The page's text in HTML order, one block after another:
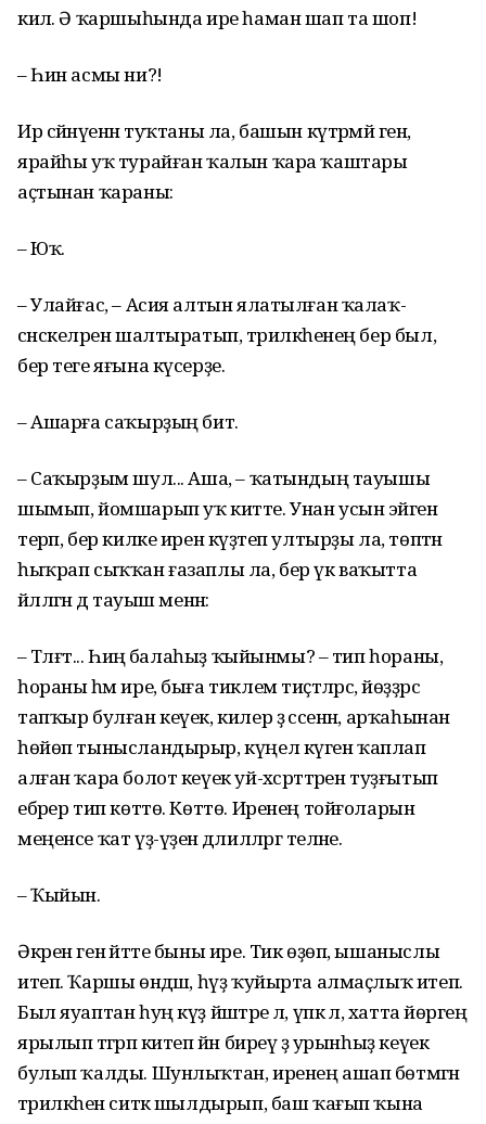
килә. Ә ҡаршыһында ире һаман шап та шоп!
– Һин асмы ни?!
Ир сәйнәүенән туҡтаны ла, башын күтәрмәй генә,
ярайһы уҡ турайған ҡалын ҡара ҡаштары
аҫтынан ҡараны:
– Юҡ.
– Улайғас, – Асия алтын ялатылған ҡалаҡ-
сәнскеләрен шалтыратып, тәрилкәһенең бер был,
бер теге яғына күсерҙе.
– Ашарға саҡырҙың бит.
– Саҡырҙым шул... Аша, – ҡатындың тауышы
шымып, йомшарып уҡ китте. Унан усын эйәгенә
терәп, бер килке ирен күҙәтеп ултырҙы ла, төптән
һыҡрап сыҡҡан ғазаплы ла, бер үк ваҡытта
йәлләгән дә тауыш менән:
– Тәлғәт... Һиңә балаһыҙ ҡыйынмы? – тип һораны,
һораны һәм ире, быға тиклем тиҫтәләрсә, йөҙҙәрсә
тапҡыр булған кеүек, килер ҙә сәсенән, арҡаһынан
һөйөп тынысландырыр, күңел күген ҡаплап
алған ҡара болот кеүек уй-хәсрәттәрен туҙғытып
ебәрер тип көттө. Көттө. Иренең тойғоларын
меңенсе ҡат үҙ-үҙенә дәлилләргә теләне.
– Ҡыйын.
Әкрен генә әйтте быны ире. Тик өҙөп, ышаныслы
итеп. Ҡаршы өндәшә, һүҙ ҡуйырта алмаҫлыҡ итеп.
Был яуаптан һуң күҙ йәштәре лә, үпкә лә, хатта йөрәгең
ярылып тәгәрәп китеп йән биреү ҙә урынһыҙ кеүек
булып ҡалды. Шунлыҡтан, иренең ашап бөтмәгән
тәрилкәһен ситкә шылдырып, баш ҡағып ҡына